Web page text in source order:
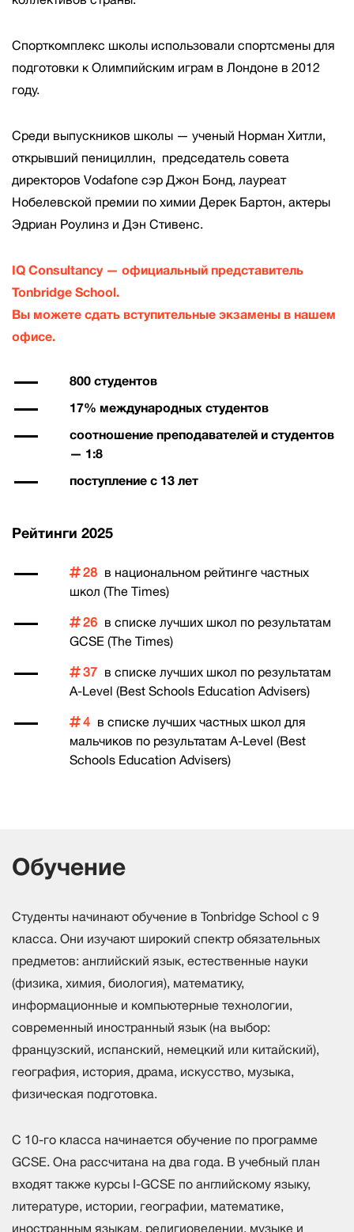
Спорткомплекс школы использовали спортсмены для
подготовки к Олимпийским играм в Лондоне в 2012
году.
Среди выпускников школы — ученый Норман Хитли,
открывший пенициллин, председатель совета
директоров Vodafone сэр Джон Бонд, лауреат
Нобелевской премии по химии Дерек Бартон, актеры
Эдриан Роулинз и Дэн Стивенс.
IQ Consultancy — официальный представитель
Tonbridge School.
Вы можете сдать вступительные экзамены в нашем
офисе.
800 студентов
17% международных студентов
соотношение преподавателей и студентов
— 1:8
поступление с 13 лет
Рейтинги 2025
28 в национальном рейтинге частных
школ (The Times)
26 в списке лучших школ по результатам
GCSE (The Times)
37 в списке лучших школ по результатам
A-Level (Best Schools Education Advisers)
4 в списке лучших частных школ для
мальчиков по результатам A-Level (Best
Schools Education Advisers)
Обучение
Студенты начинают обучение в Tonbridge School с 9
класса. Они изучают широкий спектр обязательных
предметов: английский язык, естественные науки
(физика, химия, биология), математику,
информационные и компьютерные технологии,
современный иностранный язык (на выбор:
французский, испанский, немецкий или китайский),
география, история, драма, искусство, музыка,
физическая подготовка.
С 10-го класса начинается обучение по программе
GCSE. Она рассчитана на два года. В учебный план
входят также курсы I-GCSE по английскому языку,
литературе, истории, географии, математике,
иностранным языкам, религиоведении, музыке и